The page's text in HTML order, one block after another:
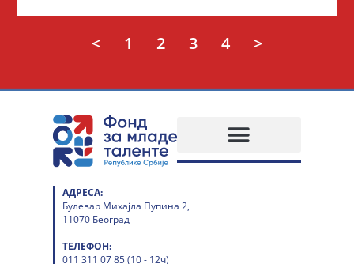
< 1 2 3 4 >
АДРЕСА:
Булевар Михајла Пупина 2,
11070 Београд
ТЕЛЕФОН:
011 311 07 85 (10 - 12ч)